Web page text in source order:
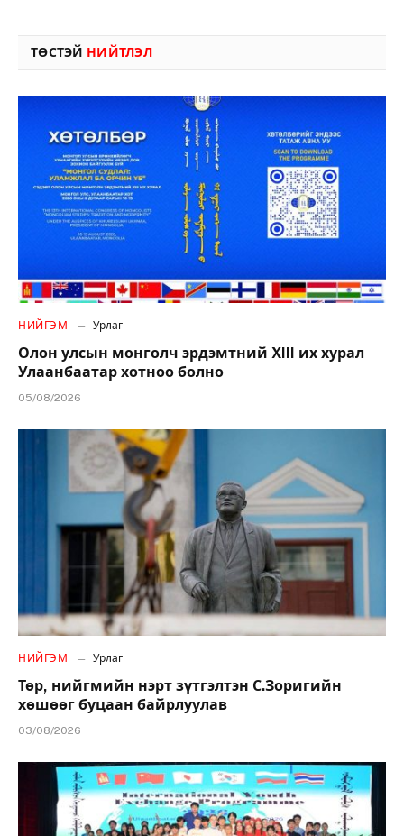
ТӨСТЭЙ НИЙТЛЭЛ
НИЙГЭМ Урлаг
Олон улсын монголч эрдэмтний XIII их хурал
Улаанбаатар хотноо болно
05/08/2026
НИЙГЭМ Урлаг
Төр, нийгмийн нэрт зүтгэлтэн С.Зоригийн
хөшөөг буцаан байрлуулав
03/08/2026